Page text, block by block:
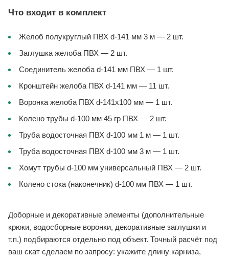
Что входит в комплект
Желоб полукруглый ПВХ d-141 мм 3 м — 2 шт.
Заглушка желоба ПВХ — 2 шт.
Соединитель желоба d-141 мм ПВХ — 1 шт.
Кронштейн желоба ПВХ d-141 мм — 11 шт.
Воронка желоба ПВХ d-141x100 мм — 1 шт.
Колено трубы d-100 мм 45 гр ПВХ — 2 шт.
Труба водосточная ПВХ d-100 мм 1 м — 1 шт.
Труба водосточная ПВХ d-100 мм 3 м — 1 шт.
Хомут трубы d-100 мм универсальный ПВХ — 2 шт.
Колено стока (наконечник) d-100 мм ПВХ — 1 шт.
Доборные и декоративные элементы (дополнительные
крюки, водосборные воронки, декоративные заглушки и
т.п.) подбираются отдельно под объект. Точный расчёт под
ваш скат сделаем по запросу: укажите длину карниза,